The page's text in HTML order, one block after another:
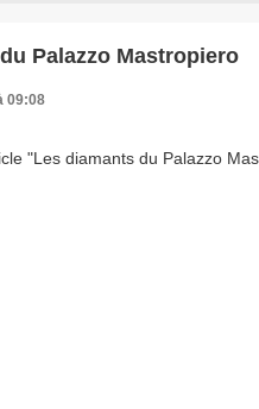
Palazzo Mastropiero
09:08